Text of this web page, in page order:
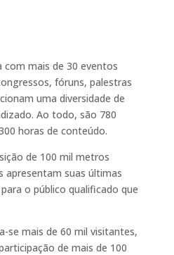
com mais de 30 eventos
fóruns, palestras
uma diversidade de
Ao todo, são 780
horas de conteúdo.
de 100 mil metros
apresentam suas últimas
o público qualificado que
se mais de 60 mil visitantes,
de mais de 100